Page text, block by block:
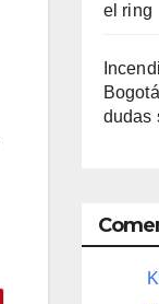
el ring​
dudas